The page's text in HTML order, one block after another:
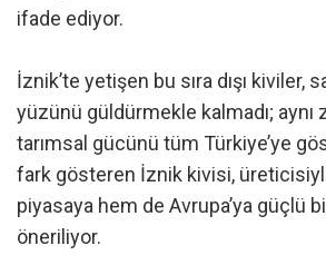
ifade ediyor.
İznik’te yetişen bu sıra dışı kiviler,
yüzünü güldürmekle kalmadı; aynı
tarımsal gücünü tüm Türkiye’ye
fark gösteren İznik kivisi,
piyasaya hem de Avrupa’ya güçlü
öneriliyor.